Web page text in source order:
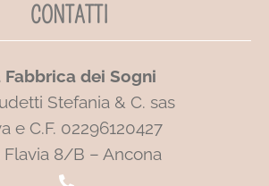
CONTATTI
Fabbrica dei Sogni
Stefania & C. sas
e C.F. 02296120427
Flavia 8/B – Ancona